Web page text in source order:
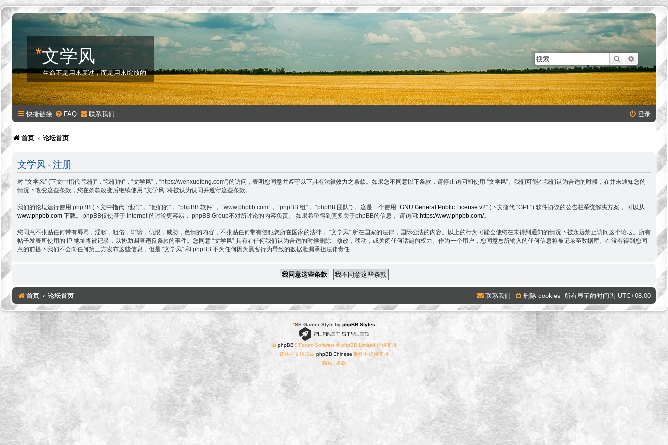
*文学风
生命不是用来度过，而是用来绽放的
搜索
快捷链接 FAQ 联系我们 登录
首页 论坛首页
文学风 - 注册
对 “文学风” (下文中指代 “我们”，“我们的”，“文学风”，“https://wenxuefeng.com”)的访问，表明您同意并遵守以下具有法律效力之条款。如果您不同意以下条款，请停止访问和使用 “文学风”。我们可能在我们认为合适的时候，在并未通知您的
情况下改变这些条款，您在条款改变后继续使用 “文学风” 将被认为认同并遵守这些条款。
我们的论坛运行使用 phpBB (下文中指代 “他们”， “他们的”， “phpBB 软件”， “www.phpbb.com”， “phpBB 组”， “phpBB 团队”)， 这是一个使用 “GNU General Public License v2” (下文指代 "GPL") 软件协议的公告栏系统解决方案， 可以从
www.phpbb.com 下载。 phpBB仅使基于 Internet 的讨论更容易， phpBB Group不对所讨论的内容负责。 如果希望得到更多关于phpBB的信息， 请访问: https://www.phpbb.com/。
您同意不张贴任何带有辱骂，淫秽，粗俗，诽谤，仇恨，威胁，色情的内容，不张贴任何带有侵犯您所在国家的法律， “文学风” 所在国家的法律，国际公法的内容。以上的行为可能会使您在未得到通知的情况下被永远禁止访问这个论坛。所有
帖子发表所使用的 IP 地址将被记录，以协助调查违反条款的事件。您同意 “文学风” 具有在任何我们认为合适的时候删除，修改，移动，或关闭任何话题的权力。作为一个用户，您同意您所输入的任何信息将被记录至数据库。在没有得到您同
意的前提下我们不会向任何第三方发布这些信息，但是 “文学风” 和 phpBB 不为任何因为黑客行为导致的数据泄漏承担法律责任.
首页 论坛首页 所有显示的时间为 UTC+08:00
删除 cookies
联系我们
*SE Gamer Style by phpBB Styles
由 phpBB® Forum Software © phpBB Limited 提供支持
简体中文语言由 phpBB Chinese 制作并提供支持
隐私 | 条款